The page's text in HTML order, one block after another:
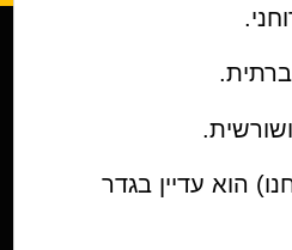
הוא עדיין בגדר